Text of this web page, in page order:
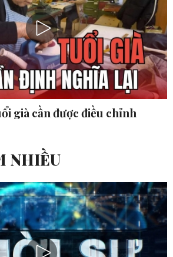
già cần được điều chỉnh
NHIỀU